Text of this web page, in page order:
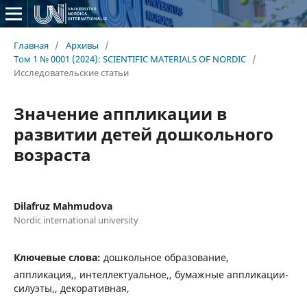
Главная / Архивы
/
Том 1 № 0001 (2024): SCIENTIFIC MATERIALS OF NORDIC /
Исследовательские статьи
Значение аппликации в
развитии детей дошкольного
возраста
Dilafruz Mahmudova
Nordic international university
Ключевые слова: дошкольное образование,
аппликация,, интеллектуальное,, бумажные аппликации-
силуэты,, декоративная,